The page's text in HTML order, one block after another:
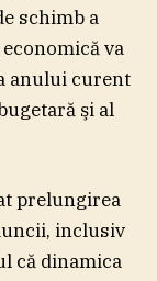
schimb a
va
anului curent
şi al
prelungirea
inclusiv
că dinamica